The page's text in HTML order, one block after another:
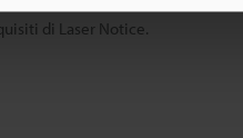
di Laser Notice.